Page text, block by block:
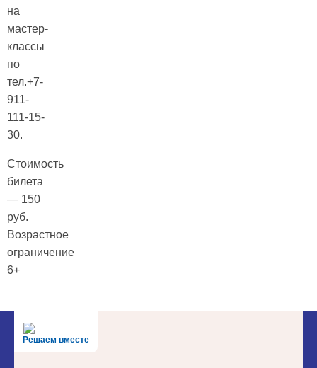
на
мастер-
классы
по
тел.+7-
911-
111-15-
30.
Стоимость
билета
— 150
руб.
Возрастное
ограничение
6+
Решаем вместе